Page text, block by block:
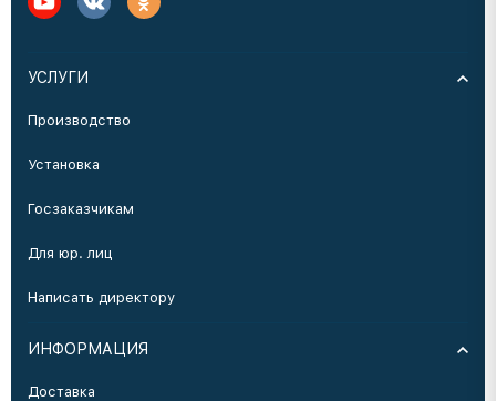
УСЛУГИ
Производство
Установка
Госзаказчикам
Для юр. лиц
Написать директору
ИНФОРМАЦИЯ
Доставка